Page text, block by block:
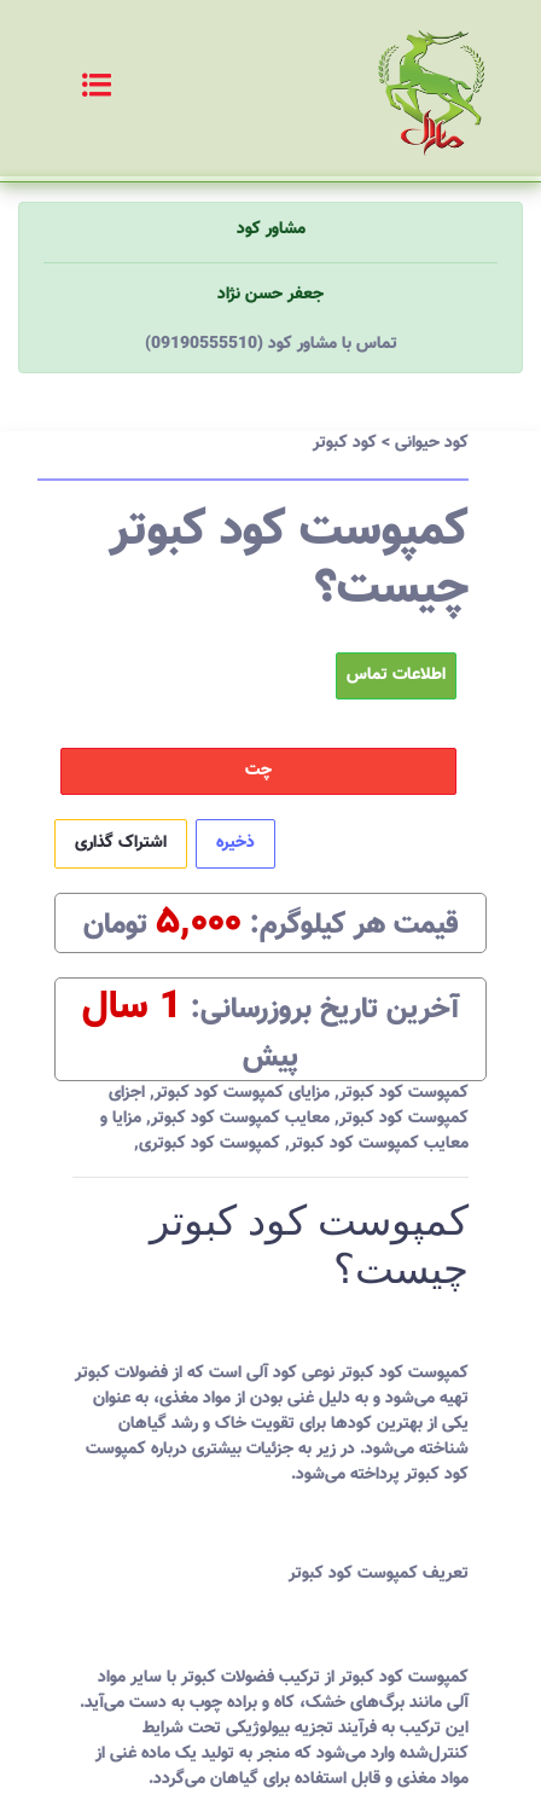
مشاور کود
جعفر حسن نژاد
(09190555510) تماس با مشاور کود
کود حیوانی>کود کبوتر
کمپوست کود کبوتر
چیست؟
اطلاعات تماس
چت
ذخیره اشتراک گذاری
قیمت هرکیلوگرم:‌ ۵,۰۰۰تومان
آخرین تاریخ بروزرسانی:‌ 1 سال
پیش
کمپوست کود کبوتر,مزایای کمپوست کود کبوتر,اجزای
کمپوست کود کبوتر,معایب کمپوست کود کبوتر,مزایا و
معایب کمپوست کود کبوتر,کمپوست کود کبوتری,
کمپوست کود کبوتر
چیست؟
کمپوست کود کبوتر نوعی کود آلی است که از فضولات کبوتر
تهیه می‌شود و به دلیل غنی بودن از مواد مغذی، به عنوان
یکی از بهترین کودها برای تقویت خاک و رشد گیاهان
شناخته می‌شود. در زیر به جزئیات بیشتری درباره کمپوست
کود کبوتر پرداخته می‌شود.
تعریف کمپوست کود کبوتر
کمپوست کود کبوتر از ترکیب فضولات کبوتر با سایر مواد
آلی مانند برگ‌های خشک، کاه و براده چوب به دست می‌آید.
این ترکیب به فرآیند تجزیه بیولوژیکی تحت شرایط
کنترل‌شده وارد می‌شود که منجر به تولید یک ماده غنی از
مواد مغذی و قابل استفاده برای گیاهان می‌گردد.